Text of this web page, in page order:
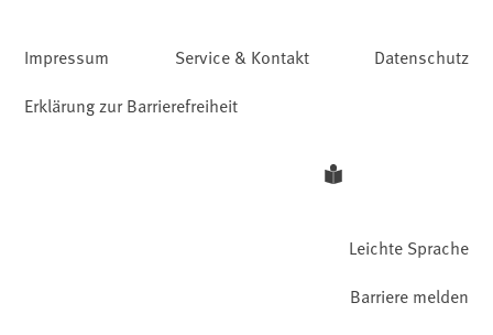
Impressum Service & Kontakt
Datenschutz
Erklärung zur Barrierefreiheit
Leichte Sprache
Barriere melden